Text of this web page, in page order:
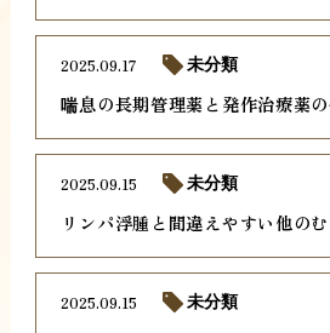
喘息の長期管理薬と発作治療薬
2025.09.17 未分類
リンパ浮腫と間違えやすい他の
2025.09.15 未分類
2025.09.15 未分類